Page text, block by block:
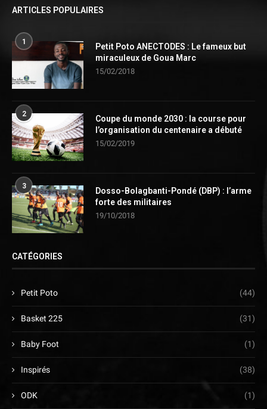
ARTICLES POPULAIRES
1
Petit Poto ANECTODES : Le fameux but
miraculeux de Goua Marc
15/02/2018
2
Coupe du monde 2030 : la course pour
l’organisation du centenaire a débuté
15/02/2019
3
Dosso-Bolagbanti-Pondé (DBP) : l’arme
forte des militaires
19/10/2018
CATÉGORIES
Petit Poto (44)
Basket 225 (31)
Baby Foot (1)
Inspirés (38)
ODK (1)